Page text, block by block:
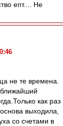
епт.... Не
не те времена.
ближайший
как раз
выходила,
со счетами в